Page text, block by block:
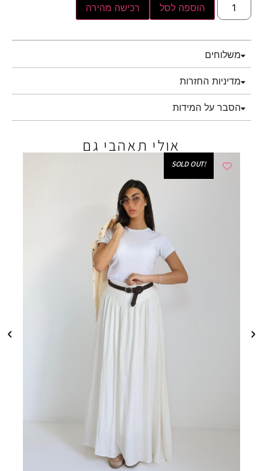
הוספה לסל רכישה מהירה
משלוחים
מדיניות החזרות
הסבר על המידות
אולי תאהבי גם
!SOLD OUT